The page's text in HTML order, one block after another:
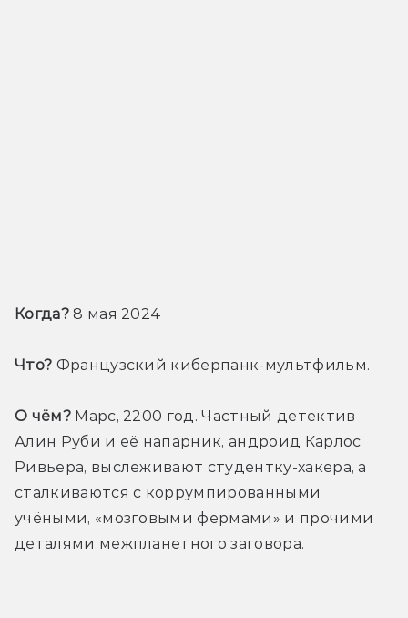
Когда? 8 мая 2024
Что? Французский киберпанк-мультфильм.
О чём? Марс, 2200 год. Частный детектив
Алин Руби и её напарник, андроид Карлос
Ривьера, выслеживают студентку-хакера, а
сталкиваются с коррумпированными
учёными, «мозговыми фермами» и прочими
деталями межпланетного заговора.